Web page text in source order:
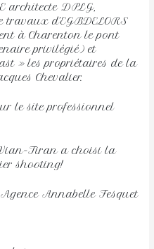
architecte DPLG,
d’EGBDELORS
à Charenton le pont
privilégié) et
» les propriétaires de la
Chevalier.
le site professionnel
Tiran a choisi la
shooting!
Annabelle Fesquet